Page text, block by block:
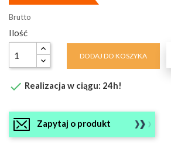
Brutto
Ilość
DODAJ DO KOSZYKA
 Realizacja w ciągu: 24h!
Zapytaj o produkt